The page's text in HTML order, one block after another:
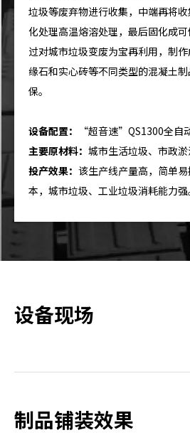
垃圾等废弃物进行收集，中端再将
化处理高温熔溶处理，最后固化成
过对城市垃圾变废为宝再利用，制
缘石和实心砖等不同类型的混凝土
保。
设备配置：
“超音速”QS1300全自
主要原材料： 城市生活垃圾、市政
投产效果： 该生产线产量高，简单
本，城市垃圾、工业垃圾消耗能力强
设备现场
制品铺装效果